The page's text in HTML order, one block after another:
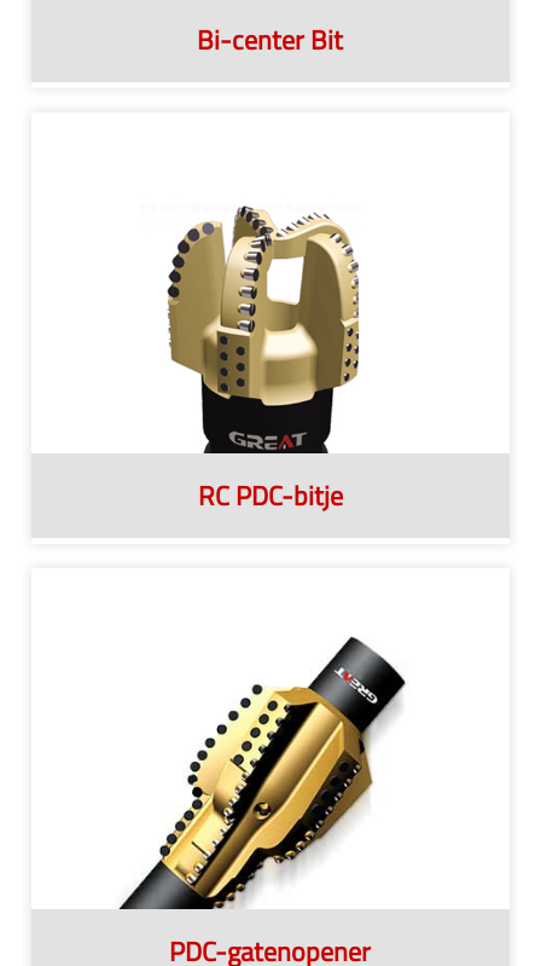
Bi-center Bit
RC PDC-bitje
PDC-gatenopener